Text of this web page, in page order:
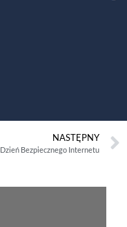
NASTĘPNY
Dzień Bezpiecznego Internetu